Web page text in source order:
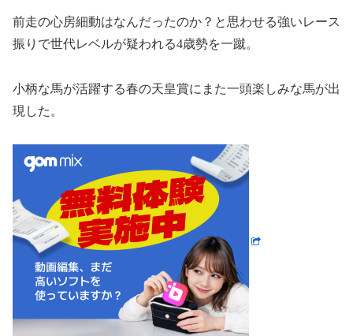
前走の心房細動はなんだったのか？と思わせる強いレース
振りで世代レベルが疑われる4歳勢を一蹴。
小柄な馬が活躍する春の天皇賞にまた一頭楽しみな馬が出
現した。